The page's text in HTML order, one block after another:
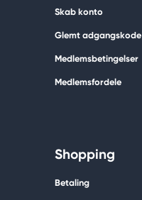
Skab konto
Glemt adgangskode
Medlemsbetingelser
Medlemsfordele
Shopping
Betaling